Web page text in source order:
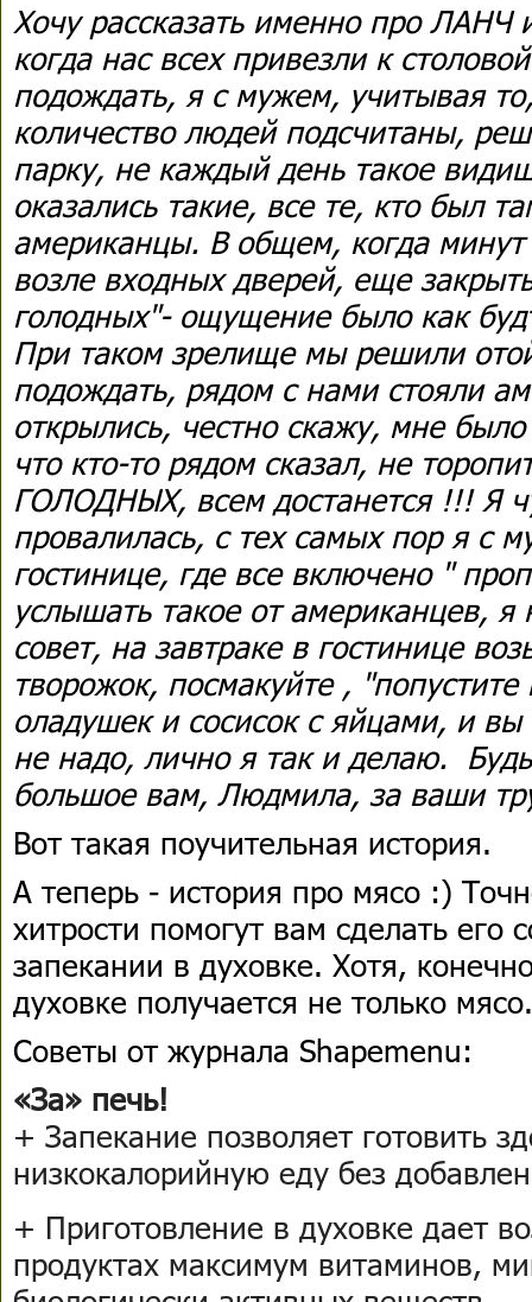
Хочу рассказать именно про ЛАНЧ
когда нас всех привезли к
подождать, я с мужем, учитывая
количество людей подсчитаны,
парку, не каждый день такое
оказались такие, все те, кто был
американцы. В общем, когда
возле входных дверей, еще
голодных"- ощущение было как
При таком зрелище мы решили
подождать, рядом с нами стояли
открылись, честно скажу, мне
что кто-то рядом сказал, не
ГОЛОДНЫХ, всем достанется !!! Я
провалилась, с тех самых пор я с
гостинице, где все включено "
услышать такое от американцев,
совет, на завтраке в гостинице
творожок, посмакуйте ,
оладушек и сосисок с яйцами, и
не надо, лично я так и делаю.
большое вам, Людмила, за ваши
Вот такая поучительная история.
А теперь - история про мясо :)
хитрости помогут вам сделать
запекании в духовке. Хотя,
духовке получается не только мясо.
Советы от журнала Shapemenu:
«За» печь!
+ Запекание позволяет готовить
низкокалорийную еду без
+ Приготовление в духовке дает
продуктах максимум витаминов,